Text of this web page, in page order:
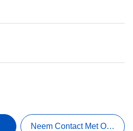
Neem Contact Met Ons Op